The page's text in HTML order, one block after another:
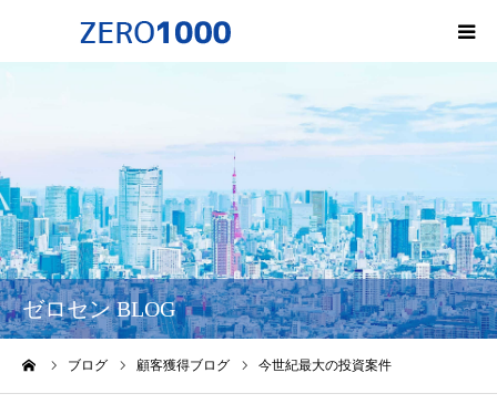
ゼロセン BLOG
ブログ 顧客獲得ブログ 今世紀最大の投資案件
サービス一覧・料金
会社概要